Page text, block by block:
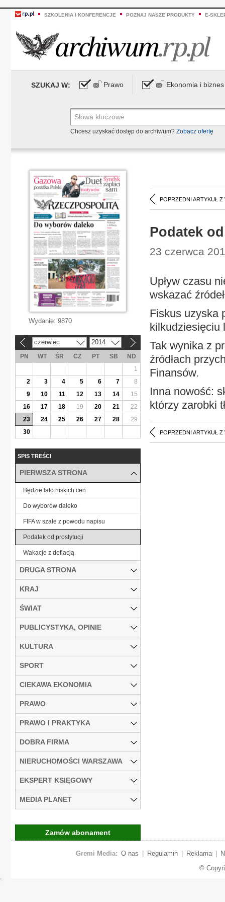
SZKOLENIA I KONFERENCJE POZNAJ NASZE PRODUKTY E-
SZUKAJ W: Prawo Ekonomia i biznes
Chcesz uzyskać dostęp do archiwum? Zobacz ofertę
POPRZEDNI ARTYKUŁ Z
Podatek
23 czerwca
Upływ czasu
wskazać
Fiskus uzyska
kilkudziesięciu
Tak wynika z
źródłach
Finansów.
Inna nowość:
którzy zarobki
POPRZEDNI ARTYKUŁ Z
Wydanie: 9870
czerwiec 2014
PN WT ŚR CZ PT SB
ND
1
2
3 4 5 6 7
8
9
10 11 12 13 14
15
16
17 18 19 20 21
22
23
24 25 26 27 28
29
30
SPIS TREŚCI
PIERWSZA STRONA
Będzie lato niskich cen
Do wyborów daleko
FIFA w szale z powodu napisu
Podatek od prostytucji
Wakacje z deflacją
DRUGA STRONA
KRAJ
ŚWIAT
PUBLICYSTYKA, OPINIE
KULTURA
SPORT
CIEKAWA EKONOMIA
PRAWO
PRAWO I PRAKTYKA
DOBRA FIRMA
NIERUCHOMOŚCI WARSZAWA
EKSPERT KSIĘGOWY
MEDIA PLANET
Zamów abonament
Gremi Media: O nas Regulamin Reklama
©